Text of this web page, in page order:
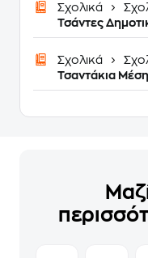
Σχολικά
Τσάντες
Σχολικά
Τσαντάκια